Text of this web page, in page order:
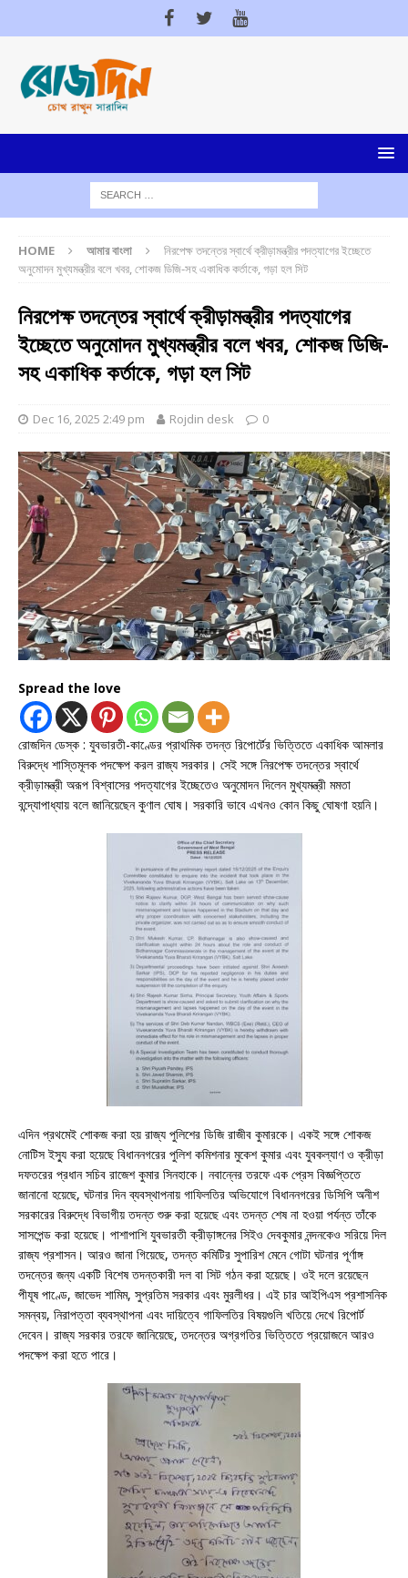
HOME আমার বাংলা
নিরপেক্ষ তদন্তের স্বার্থে ক্রীড়ামন্ত্রীর পদত্যাগের ইচ্ছেতে
অনুমোদন মুখ্যমন্ত্রীর বলে খবর, শোকজ ডিজি-সহ একাধিক কর্তাকে, গড়া হল সিট
নিরপেক্ষ তদন্তের স্বার্থে ক্রীড়ামন্ত্রীর পদত্যাগের
ইচ্ছেতে অনুমোদন মুখ্যমন্ত্রীর বলে খবর, শোকজ ডিজি-
সহ একাধিক কর্তাকে, গড়া হল সিট
Dec 16, 2025 2:49 pm Rojdin desk 0
Spread the love
রোজদিন ডেস্ক : যুবভারতী-কাণ্ডের প্রাথমিক তদন্ত রিপোর্টের ভিত্তিতে একাধিক আমলার
বিরুদ্ধে শাস্তিমূলক পদক্ষেপ করল রাজ্য সরকার। সেই সঙ্গে নিরপেক্ষ তদন্তের স্বার্থে
ক্রীড়ামন্ত্রী অরূপ বিশ্বাসের পদত্যাগের ইচ্ছেতেও অনুমোদন দিলেন মুখ্যমন্ত্রী মমতা
বন্দ্যোপাধ্যায় বলে জানিয়েছেন কুণাল ঘোষ। সরকারি ভাবে এখনও কোন কিছু ঘোষণা হয়নি।
এদিন প্রথমেই শোকজ করা হয় রাজ্য পুলিশের ডিজি রাজীব কুমারকে। একই সঙ্গে শোকজ
নোটিস ইস্যু করা হয়েছে বিধাননগরের পুলিশ কমিশনার মুকেশ কুমার এবং যুবকল্যাণ ও ক্রীড়া
দফতরের প্রধান সচিব রাজেশ কুমার সিনহাকে। নবান্নের তরফে এক প্রেস বিজ্ঞপ্তিতে
জানানো হয়েছে, ঘটনার দিন ব্যবস্থাপনায় গাফিলতির অভিযোগে বিধাননগরের ডিসিপি অনীশ
সরকারের বিরুদ্ধে বিভাগীয় তদন্ত শুরু করা হয়েছে এবং তদন্ত শেষ না হওয়া পর্যন্ত তাঁকে
সাসপেন্ড করা হয়েছে। পাশাপাশি যুবভারতী ক্রীড়াঙ্গনের সিইও দেবকুমার নন্দনকেও সরিয়ে দিল
রাজ্য প্রশাসন। আরও জানা গিয়েছে, তদন্ত কমিটির সুপারিশ মেনে গোটা ঘটনার পূর্ণাঙ্গ
তদন্তের জন্য একটি বিশেষ তদন্তকারী দল বা সিট গঠন করা হয়েছে। ওই দলে রয়েছেন
পীযূষ পাণ্ডে, জাভেদ শামিম, সুপ্রতিম সরকার এবং মুরলীধর। এই চার আইপিএস প্রশাসনিক
সমন্বয়, নিরাপত্তা ব্যবস্থাপনা এবং দায়িত্বে গাফিলতির বিষয়গুলি খতিয়ে দেখে রিপোর্ট
দেবেন। রাজ্য সরকার তরফে জানিয়েছে, তদন্তের অগ্রগতির ভিত্তিতে প্রয়োজনে আরও
পদক্ষেপ করা হতে পারে।